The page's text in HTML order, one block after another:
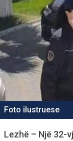
Foto ilustruese
Lezhë – Një 32-